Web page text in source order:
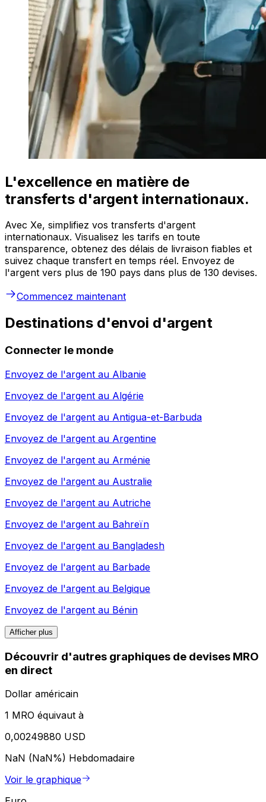
L'excellence en matière de
transferts d'argent internationaux.
Avec Xe, simplifiez vos transferts d'argent
internationaux. Visualisez les tarifs en toute
transparence, obtenez des délais de livraison fiables et
suivez chaque transfert en temps réel. Envoyez de
l'argent vers plus de 190 pays dans plus de 130 devises.
Commencez maintenant
Destinations d'envoi d'argent
Connecter le monde
Envoyez de l'argent au Albanie
Envoyez de l'argent au Algérie
Envoyez de l'argent au Antigua-et-Barbuda
Envoyez de l'argent au Argentine
Envoyez de l'argent au Arménie
Envoyez de l'argent au Australie
Envoyez de l'argent au Autriche
Envoyez de l'argent au Bahreïn
Envoyez de l'argent au Bangladesh
Envoyez de l'argent au Barbade
Envoyez de l'argent au Belgique
Envoyez de l'argent au Bénin
Afficher plus
Découvrir d'autres graphiques de devises MRO
en direct
Dollar américain
1 MRO équivaut à
0,00249880 USD
NaN (NaN%) Hebdomadaire
Voir le graphique